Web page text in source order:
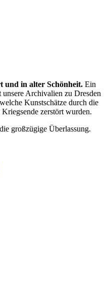
und in alter Schönheit. Ein
Archivalien zu Dresden
Kunstschätze durch die
zerstört wurden.
großzügige Überlassung.